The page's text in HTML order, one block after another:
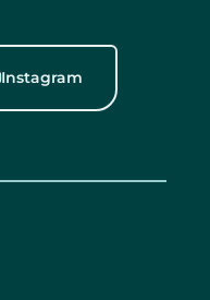
Instagram